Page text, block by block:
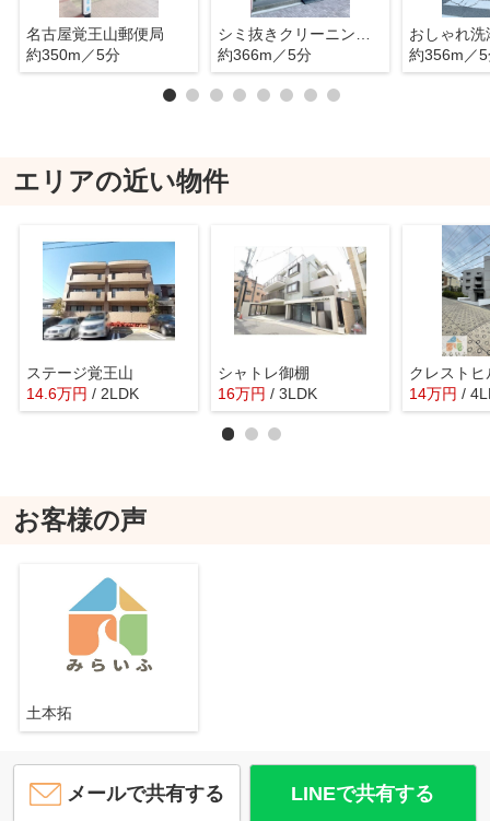
名古屋覚王山郵便局
約350m／5分
約366m／5分
約356m／
エリアの近い物件
ステージ覚王山
14.6万円 / 2LDK
シャトレ御棚
16万円 / 3LDK
クレストヒ
14万円 /
お客様の声
土本拓
メールで共有する LINEで共有する